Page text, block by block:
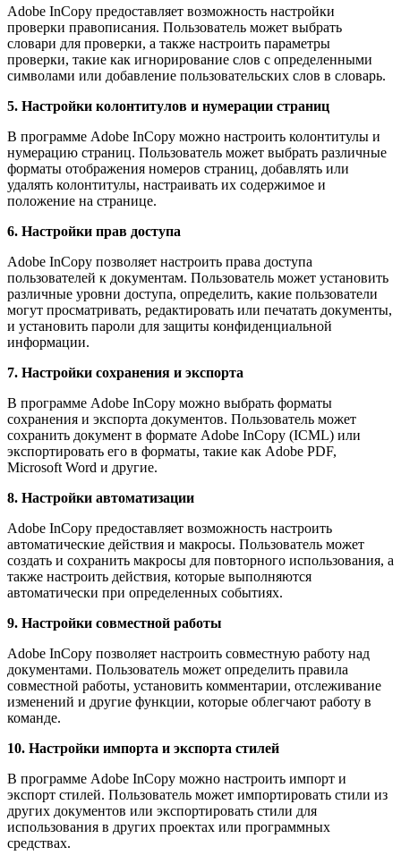
Adobe InCopy предоставляет возможность настройки
проверки правописания. Пользователь может выбрать
словари для проверки, а также настроить параметры
проверки, такие как игнорирование слов с определенными
символами или добавление пользовательских слов в словарь.
5. Настройки колонтитулов и нумерации страниц
В программе Adobe InCopy можно настроить колонтитулы и
нумерацию страниц. Пользователь может выбрать различные
форматы отображения номеров страниц, добавлять или
удалять колонтитулы, настраивать их содержимое и
положение на странице.
6. Настройки прав доступа
Adobe InCopy позволяет настроить права доступа
пользователей к документам. Пользователь может установить
различные уровни доступа, определить, какие пользователи
могут просматривать, редактировать или печатать документы,
и установить пароли для защиты конфиденциальной
информации.
7. Настройки сохранения и экспорта
В программе Adobe InCopy можно выбрать форматы
сохранения и экспорта документов. Пользователь может
сохранить документ в формате Adobe InCopy (ICML) или
экспортировать его в форматы, такие как Adobe PDF,
Microsoft Word и другие.
8. Настройки автоматизации
Adobe InCopy предоставляет возможность настроить
автоматические действия и макросы. Пользователь может
создать и сохранить макросы для повторного использования, а
также настроить действия, которые выполняются
автоматически при определенных событиях.
9. Настройки совместной работы
Adobe InCopy позволяет настроить совместную работу над
документами. Пользователь может определить правила
совместной работы, установить комментарии, отслеживание
изменений и другие функции, которые облегчают работу в
команде.
10. Настройки импорта и экспорта стилей
В программе Adobe InCopy можно настроить импорт и
экспорт стилей. Пользователь может импортировать стили из
других документов или экспортировать стили для
использования в других проектах или программных
средствах.